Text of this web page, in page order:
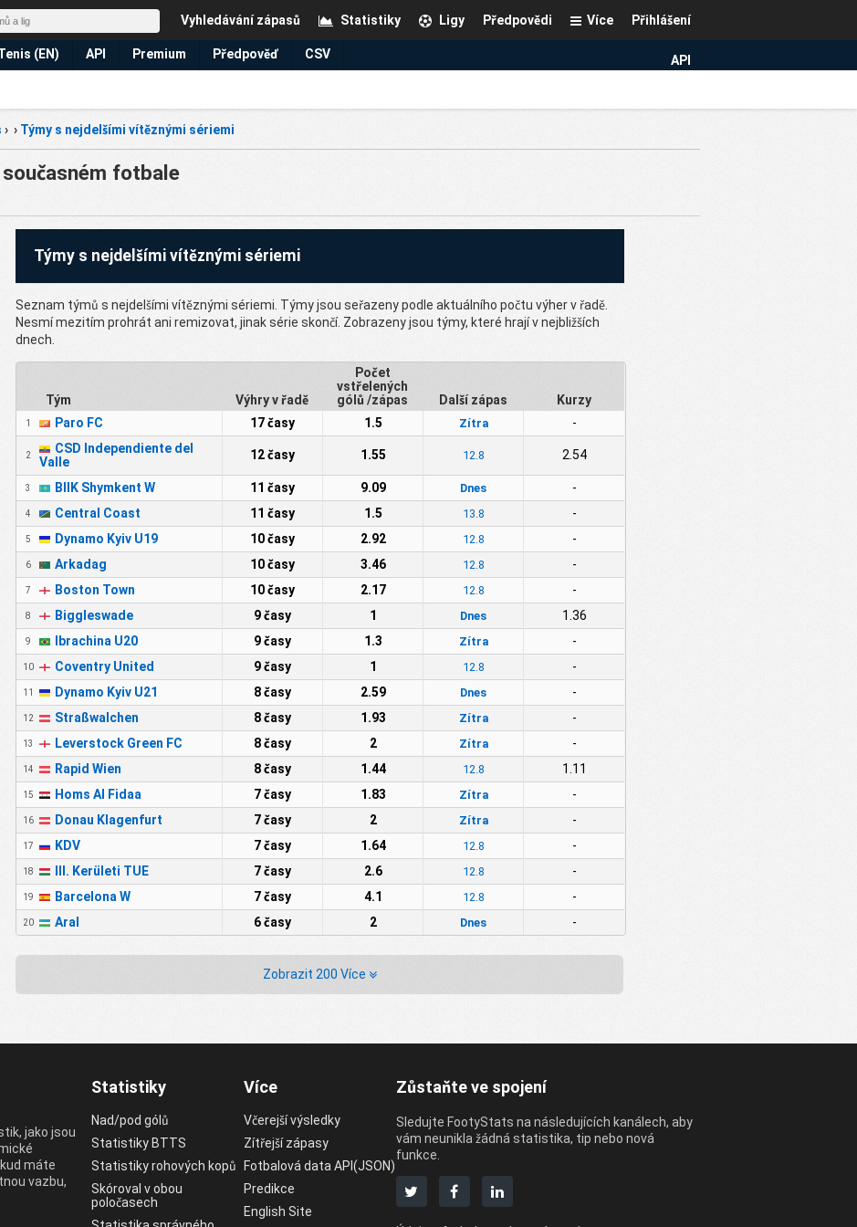
Přihlášení
Více
Předpovědi
Ligy
Statistiky
Vyhledávání zápasů
API
(EN) API Premium Předpověď CSV
› › Týmy s nejdelšími vítěznými sériemi
fotbale
Týmy s nejdelšími vítěznými sériemi
Seznam týmů s nejdelšími vítěznými sériemi. Týmy jsou seřazeny podle aktuálního počtu výher v řadě.
Nesmí mezitím prohrát ani remizovat, jinak série skončí. Zobrazeny jsou týmy, které hrají v nejbližších
dnech.
Tým Výhry v řadě
Počet
vstřelených
gólů /zápas
Další zápas Kurzy
1 Paro FC 17 časy 1.5 Zítra -
2
CSD Independiente del
Valle
12 časy 1.55 12.8 2.54
3 BIIK Shymkent W 11 časy 9.09 Dnes -
4 Central Coast 11 časy 1.5 13.8 -
5 Dynamo Kyiv U19 10 časy 2.92 12.8 -
6 Arkadag 10 časy 3.46 12.8 -
7 Boston Town 10 časy 2.17 12.8 -
8 Biggleswade 9 časy 1 Dnes 1.36
9 Ibrachina U20 9 časy 1.3 Zítra -
10 Coventry United 9 časy 1 12.8 -
11 Dynamo Kyiv U21 8 časy 2.59 Dnes -
12 Straßwalchen 8 časy 1.93 Zítra -
13 Leverstock Green FC 8 časy 2 Zítra -
14 Rapid Wien 8 časy 1.44 12.8 1.11
15 Homs Al Fidaa 7 časy 1.83 Zítra -
16 Donau Klagenfurt 7 časy 2 Zítra -
17 KDV 7 časy 1.64 12.8 -
18 III. Kerületi TUE 7 časy 2.6 12.8 -
19 Barcelona W 7 časy 4.1 12.8 -
20 Aral 6 časy 2 Dnes -
Zobrazit 200 Více
jako jsou
máte
vazbu,
Statistiky
Nad/pod gólů
Statistiky BTTS
Statistiky rohových kopů
Skóroval v obou
poločasech
Více
Včerejší výsledky
Zítřejší zápasy
Fotbalová data API(JSON)
Predikce
English Site
Zůstaňte ve spojení
Sledujte FootyStats na následujících kanálech, aby
vám neunikla žádná statistika, tip nebo nová
funkce.